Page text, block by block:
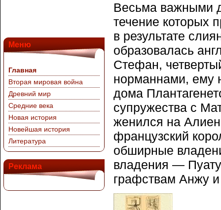
Меню
Главная
Вторая мировая война
Древний мир
Средние века
Новая история
Новейшая история
Литература
Реклама
Весьма важными
течение которых
в результате
образовалась
Стефан,
норманнами, ему
дома
супружества с
женился на
французский
обширные
владения —
графствам Анжу